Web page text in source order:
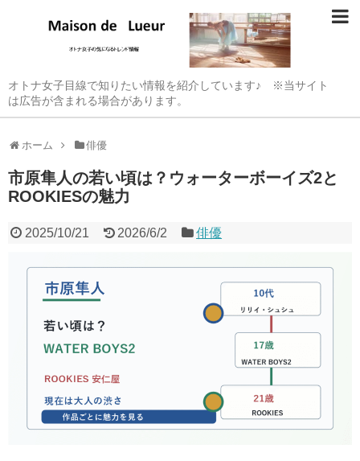
オトナ女子目線で知りたい情報を紹介しています♪ ※当サイト
は広告が含まれる場合があります。
ホーム 俳優
市原隼人の若い頃は？ウォーターボーイズ2と
ROOKIESの魅力
2025/10/21 2026/6/2 俳優